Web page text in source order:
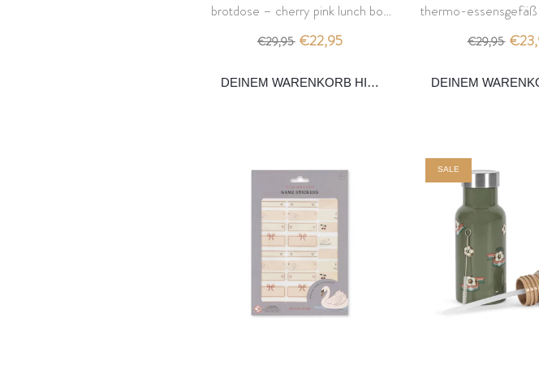
brotdose – cherry pink lunch box
– konges slojd
€29,95 €22,95
DEINEM WARENKORB HINZUFÜGEN
thermo-
konges
€29,95
DEINEM
SALE